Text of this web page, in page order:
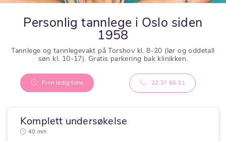
Personlig tannlege i Oslo siden
1958
Tannlege og tannlegevakt på Torshov kl. 8-20 (lør og oddetall
søn kl. 10-17). Gratis parkering bak klinikken.
Finn ledig time 22 37 66 31
Komplett undersøkelse
40 min